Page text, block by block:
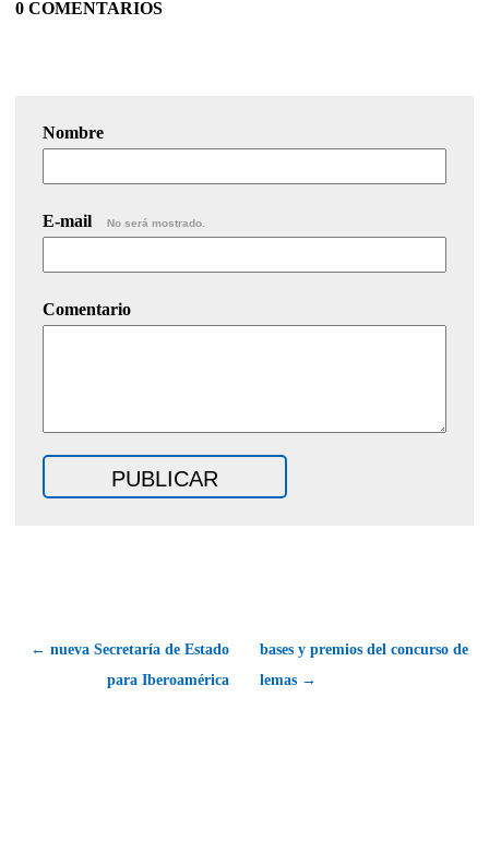
0 COMENTARIOS
Nombre
E-mail No será mostrado.
Comentario
← nueva Secretaría de Estado
para Iberoamérica
bases y premios del concurso de
lemas →